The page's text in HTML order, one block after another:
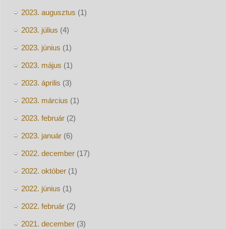
2023. augusztus (1)
2023. július (4)
2023. június (1)
2023. május (1)
2023. április (3)
2023. március (1)
2023. február(2)
2023. január(6)
2022. december(17)
2022. október(1)
2022. június (1)
2022. február(2)
2021. december(3)